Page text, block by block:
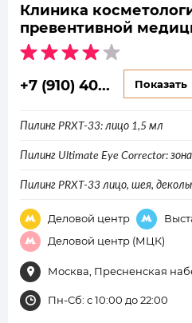
Клиника
превентивной
+7 (910) 40... Показать
Пилинг PRXT-33: лицо 1,5 мл
Пилинг Ultimate Eye Corrector: зона
Пилинг PRXT-33 лицо, шея,
Деловой центр
Деловой центр (МЦК)
Москва, Пресненская
Пн-Сб: с 10:00 до 22:00